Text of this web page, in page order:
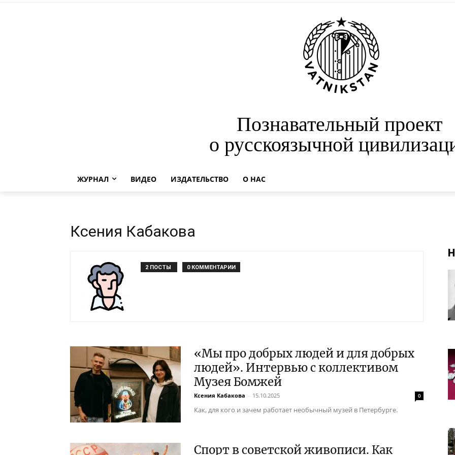
Познавательный проект
о русскоязычной
ЖУРНАЛ ВИДЕО ИЗДАТЕЛЬСТВО О НАС
Ксения Кабакова
2 ПОСТЫ 0 КОММЕНТАРИИ
«Мы про добрых людей и для добрых
людей». Интервью с коллективом
Музея Бомжей
Ксения Кабакова - 15.10.2025 0
Как, для кого и зачем работает необычный музей в Петербурге.
Спорт в советской живописи. Как